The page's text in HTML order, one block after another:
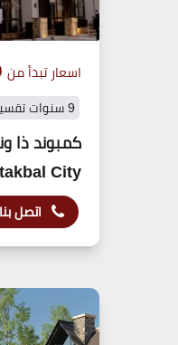
اسعار تبدأ من
9 سنوات تقسيط
City
اتصل بنا